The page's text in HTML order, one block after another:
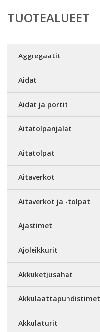
TUOTEALUEET
Aggregaatit
Aidat
Aidat ja portit
Aitatolpanjalat
Aitatolpat
Aitaverkot
Aitaverkot ja -tolpat
Ajastimet
Ajoleikkurit
Akkuketjusahat
Akkulaattapuhdistimet
Akkulaturit